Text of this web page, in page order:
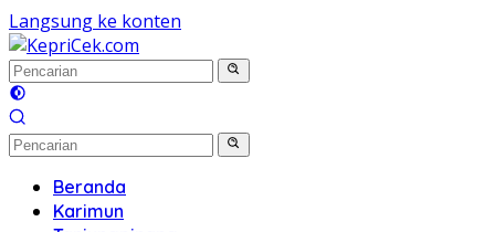
Langsung ke konten
Beranda
Karimun